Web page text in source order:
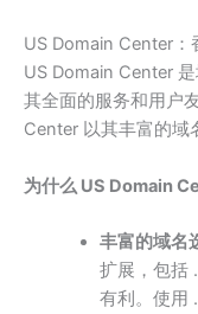
US Domain Center
US Domain Center
其全面的服务和用户
Center 以其丰富的域
为什么 US Domain
丰富的域名
扩展，包括
有利。使用